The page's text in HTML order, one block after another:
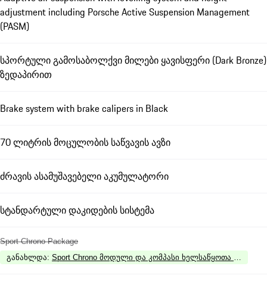
adjustment including Porsche Active Suspension Management
(PASM)
სპორტული გამოსაბოლქვი მილები ყავისფერი (Dark Bronze)
ზედაპირით
Brake system with brake calipers in Black
70 ლიტრის მოცულობის საწვავის ავზი
ძრავის ასამუშავებელი აკუმულატორი
სტანდარტული დაკიდების სისტემა
Sport Chrono Package
განახლდა: Sport Chrono მოდული და კომპასი ხელსაწყოთა პანელზე